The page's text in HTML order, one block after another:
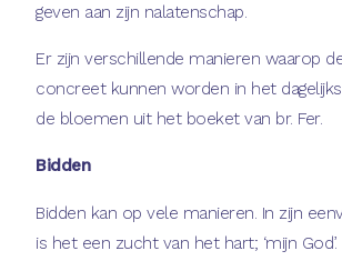
geven aan zijn nalatenschap.
Er zijn verschillende manieren waarop
concreet kunnen worden in het
de bloemen uit het boeket van br. Fer.
Bidden
Bidden kan op vele manieren. In zijn
is het een zucht van het hart; ‘mijn